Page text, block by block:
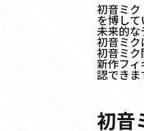
初音ミ
を博して
未来的な
初音ミク
初音ミク
新作フ
認できま
初音